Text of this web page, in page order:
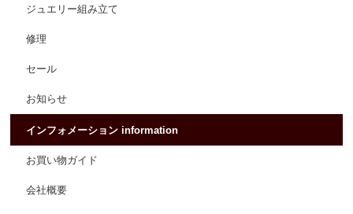
ジュエリー組み立て
修理
セール
お知らせ
インフォメーション information
お買い物ガイド
会社概要